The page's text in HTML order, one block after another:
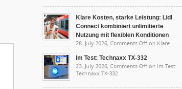
Klare Kosten, starke Leistung: Lidl
Connect kombiniert unlimitierte
Nutzung mit flexiblen Konditionen
28. July 2026, Comments Off on Klare
unlimitierte Nutzung mit flexiblen Konditionen
Im Test: Technaxx TX-332
23. July 2026, Comments Off on Im Test:
Technaxx TX-332